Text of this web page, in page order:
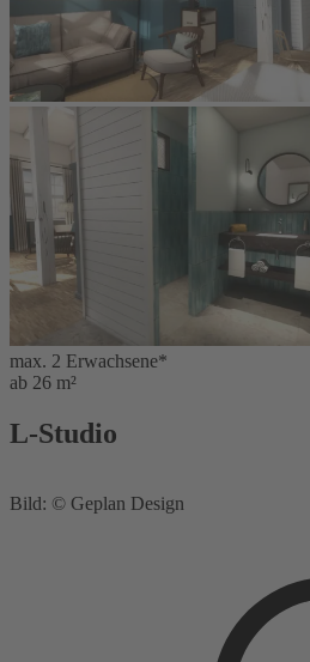
max. 2 Erwachsene*
ab 26 m²
L-Studio
Bild: © Geplan Design